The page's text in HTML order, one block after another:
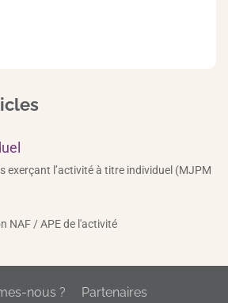
exerçant l’activité à titre individuel (MJPM
NAF / APE de l'activité
nous ? Partenaires